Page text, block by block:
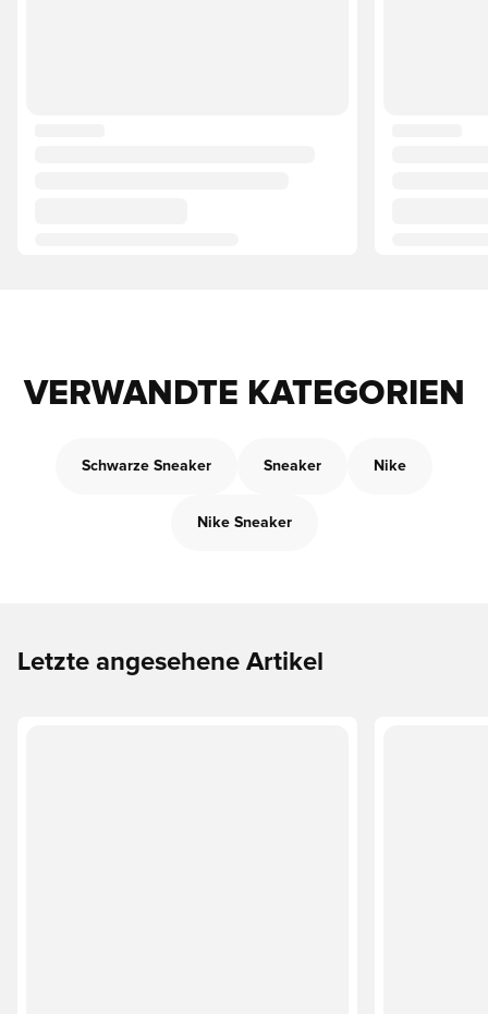
VERWANDTE KATEGORIEN
Schwarze Sneaker Sneaker Nike
Nike Sneaker
Letzte angesehene Artikel